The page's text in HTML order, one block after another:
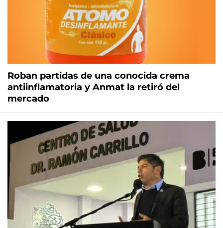
Roban partidas de una conocida crema
antiinflamatoria y Anmat la retiró del
mercado